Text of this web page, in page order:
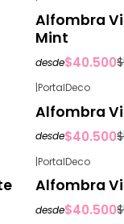
Alfombra
Mint
desde$40.500
|PortalDeco
Alfombra
desde$40.500
|PortalDeco
Alfombra
desde$40.500